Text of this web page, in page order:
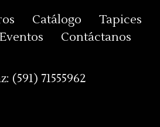
Catálogo
Tapices
Eventos Contáctanos
(591) 71555962